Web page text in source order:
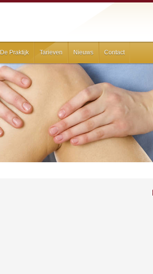
De Praktijk Tarieven Nieuws Contact